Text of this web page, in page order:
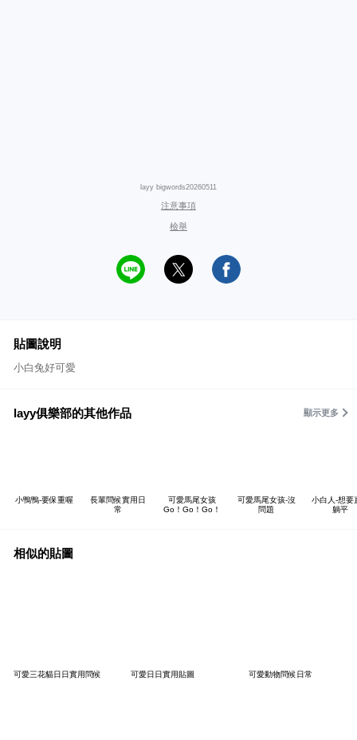
layy bigwords20260511
注意事項
檢舉
貼圖說明
小白兔好可愛
layy俱樂部的其他作品 顯示更多
小鴨鴨-要保重喔
長輩問候實用日
常
可愛馬尾女孩
Go！Go！Go！
可愛馬尾女孩-沒
問題
小白人-想要
躺平
相似的貼圖
可愛三花貓日日實用問候 可愛日日實用貼圖 可愛動物問候日常